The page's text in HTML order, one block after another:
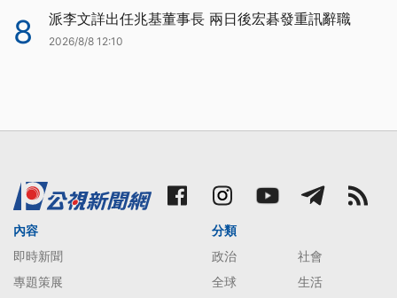
8 派李文詳出任兆基董事長 兩日後宏碁發重訊辭職
2026/8/8 12:10
內容
即時新聞
專題策展
分類
政治
社會
全球
生活